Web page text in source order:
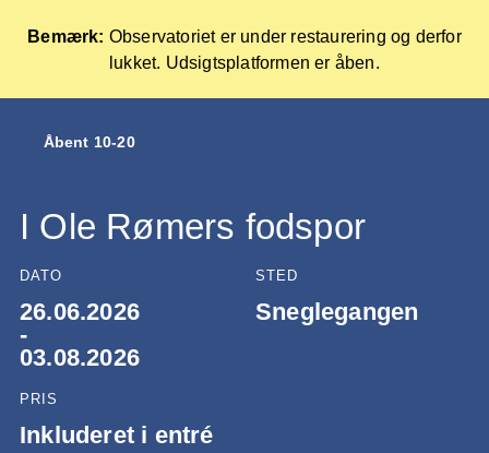
Bemærk: Observatoriet er under restaurering og derfor
lukket. Udsigtsplatformen er åben.
Skip
content
Åbent 10-20
I Ole Rømers fodspor
DATO
26.06.2026
-
03.08.2026
STED
Sneglegangen
PRIS
Inkluderet i entré